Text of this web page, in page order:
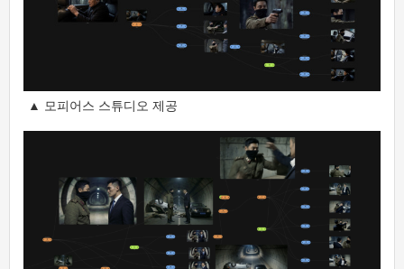
▲ 모피어스 스튜디오 제공